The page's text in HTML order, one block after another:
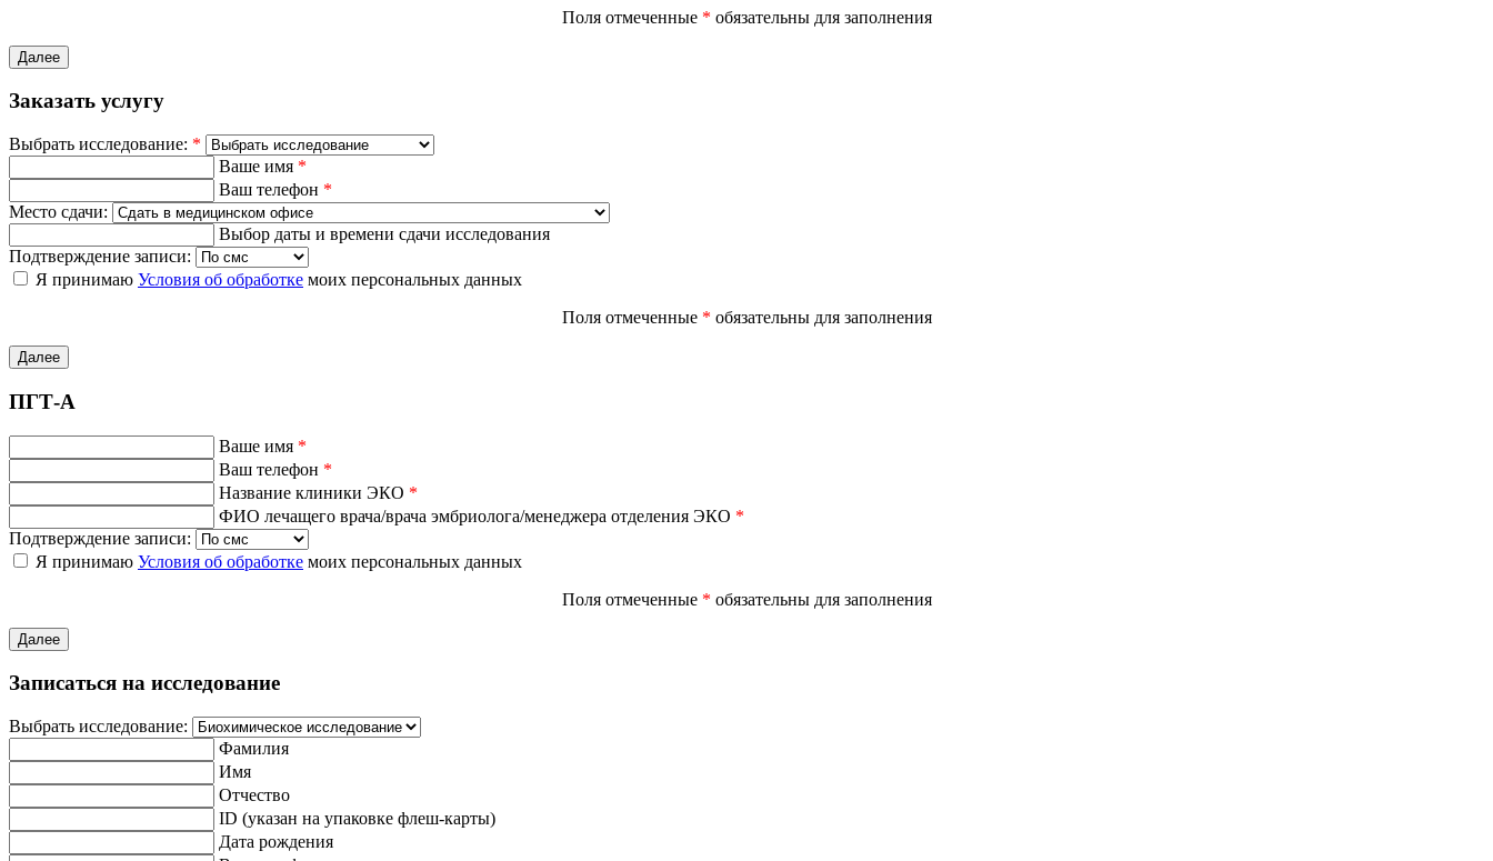
Поля отмеченные * обязательны для заполнения
Далее
Заказать услугу
Выбрать исследование: *
Ваше имя *
Ваш телефон *
Место сдачи:
Выбор даты и времени сдачи исследования
Подтверждение записи:
Я принимаю Условия об обработке моих персональных данных
Поля отмеченные * обязательны для заполнения
Далее
ПГТ-А
Ваше имя *
Ваш телефон *
Название клиники ЭКО *
ФИО лечащего врача/врача эмбриолога/менеджера отделения ЭКО *
Подтверждение записи:
Я принимаю Условия об обработке моих персональных данных
Поля отмеченные * обязательны для заполнения
Далее
Записаться на исследование
Выбрать исследование:
Фамилия
Имя
Отчество
ID (указан на упаковке флеш-карты)
Дата рождения